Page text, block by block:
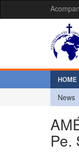
HOME
News
Pe.